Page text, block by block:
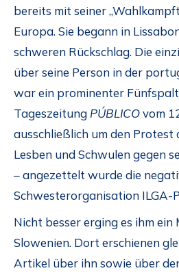
bereits mit seiner
Europa. Sie begann in
schweren Rückschlag. Die
über seine Person in der
war ein prominenter
Tageszeitung PÚBLICOvom
ausschließlich um den Protest
Lesben und Schwulen gegen
– angezettelt wurde die
Schwesterorganisation ILGA-
Nicht besser erging es ihm
Slowenien. Dort erschienen
Artikel über ihn sowie über